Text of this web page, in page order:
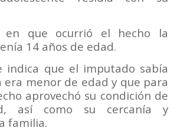
en que ocurrió el hecho la
14 años de edad.
indica que el imputado sabía
era menor de edad y que para
aprovechó su condición de
así como su cercanía y
familia.